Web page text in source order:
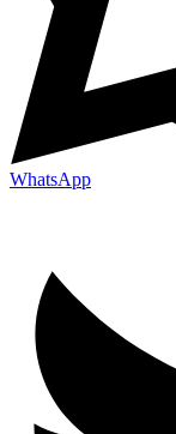
WhatsApp